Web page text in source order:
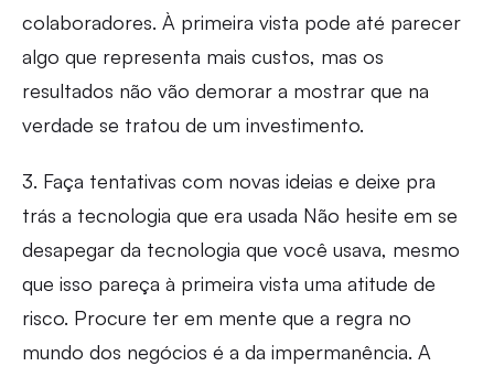
colaboradores. À primeira vista pode até parecer
algo que representa mais custos, mas os
resultados não vão demorar a mostrar que na
verdade se tratou de um investimento.
3. Faça tentativas com novas ideias e deixe pra
trás a tecnologia que era usada Não hesite em se
desapegar da tecnologia que você usava, mesmo
que isso pareça à primeira vista uma atitude de
risco. Procure ter em mente que a regra no
mundo dos negócios é a da impermanência. A